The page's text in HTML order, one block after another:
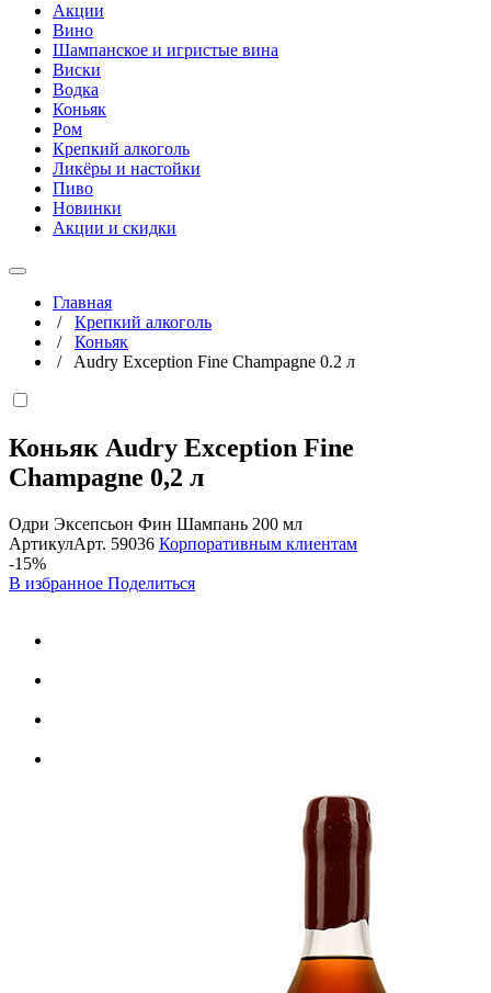
Акции
Вино
Шампанское и игристые вина
Виски
Водка
Коньяк
Ром
Крепкий алкоголь
Ликёры и настойки
Пиво
Новинки
Акции и скидки
Главная
/ Крепкий алкоголь
/ Коньяк
/ Audry Exception Fine Champagne 0.2 л
Коньяк Audry Exception Fine
Champagne 0,2 л
Одри Эксепсьон Фин Шампань 200 мл
АртикулАрт. 59036 Корпоративным клиентам
-15%
В избранное Поделиться